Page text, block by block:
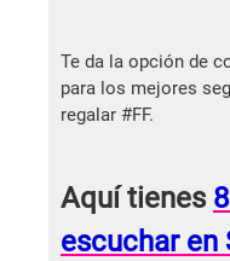
Te da la opción de
para los mejores
regalar #FF.
Aquí tienes
escuchar en